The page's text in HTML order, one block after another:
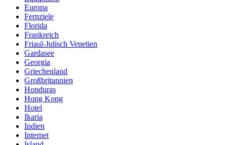
Europa
Fernziele
Florida
Frankreich
Friaul-Julisch Venetien
Gardasee
Georgia
Griechenland
Großbritannien
Honduras
Hong Kong
Hotel
Ikaria
Indien
Internet